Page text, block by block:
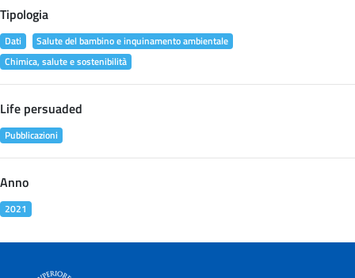
Tipologia
Dati
Salute del bambino e inquinamento ambientale
Chimica, salute e sostenibilità
Life persuaded
Pubblicazioni
Anno
2021